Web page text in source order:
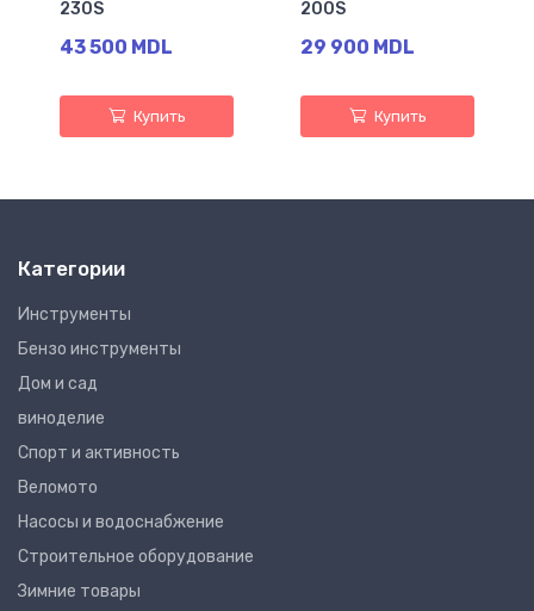
230S
43 500 MDL
Купить
200S
29 900 MDL
Купить
Категории
Инструменты
Бензо инструменты
Дом и сад
виноделие
Спорт и активность
Веломото
Насосы и водоснабжение
Строительное оборудование
Зимние товары